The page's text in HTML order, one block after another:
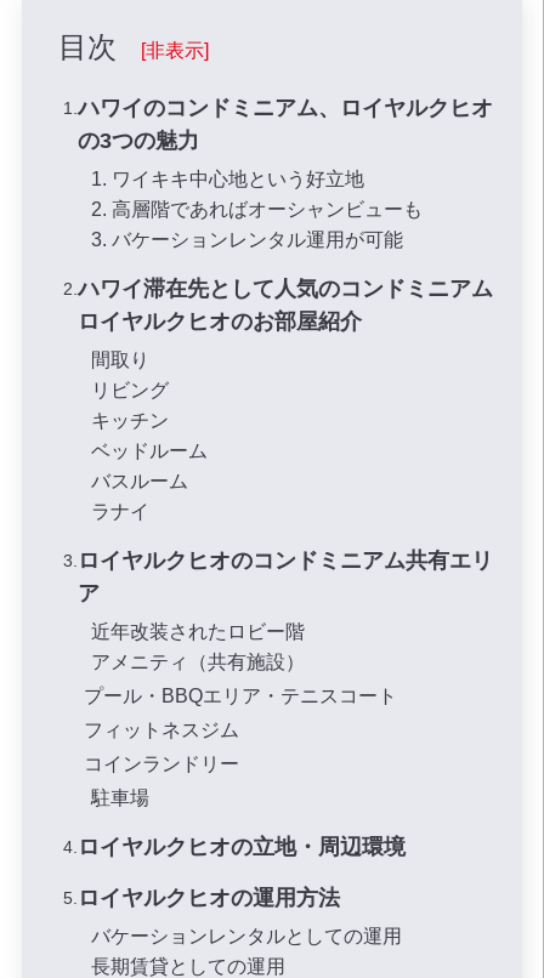
目次 [非表示]
ハワイのコンドミニアム、ロイヤルクヒオ
の3つの魅力
1. ワイキキ中心地という好立地
2. 高層階であればオーシャンビューも
3. バケーションレンタル運用が可能
ハワイ滞在先として人気のコンドミニアム
ロイヤルクヒオのお部屋紹介
間取り
リビング
キッチン
ベッドルーム
バスルーム
ラナイ
ロイヤルクヒオのコンドミニアム共有エリ
ア
近年改装されたロビー階
アメニティ（共有施設）
プール・BBQエリア・テニスコート
フィットネスジム
コインランドリー
駐車場
ロイヤルクヒオの立地・周辺環境
ロイヤルクヒオの運用方法
バケーションレンタルとしての運用
長期賃貸としての運用